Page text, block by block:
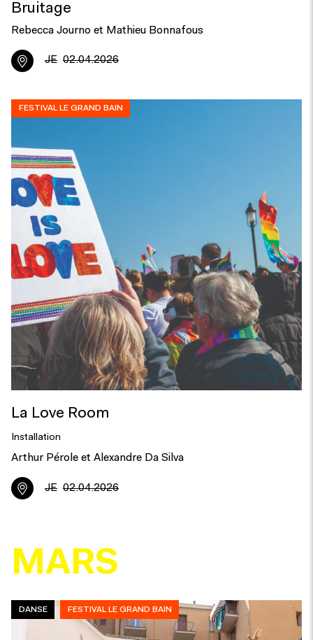
Bruitage
Rebecca Journo et Mathieu Bonnafous
JE 02.04.2026
FESTIVAL LE GRAND BAIN
La Love Room
Installation
Arthur Pérole et Alexandre Da Silva
JE 02.04.2026
MARS
DANSE FESTIVAL LE GRAND BAIN